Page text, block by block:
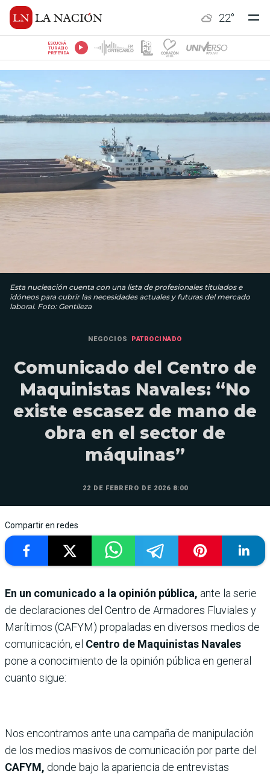
22°
ESCUCHÁ
TU RADIO
PREFERIDA
Esta nucleación cuenta con una lista de profesionales titulados e
idóneos para cubrir las necesidades actuales y futuras del mercado
laboral. Foto: Gentileza
NEGOCIOS PATROCINADO
Comunicado del Centro de
Maquinistas Navales: “No
existe escasez de mano de
obra en el sector de
máquinas”
22 DE FEBRERO DE 2026 8:00
Compartir en redes
En un comunicado a la opinión pública, ante la serie
de declaraciones del Centro de Armadores Fluviales y
Marítimos (CAFYM) propaladas en diversos medios de
comunicación, el Centro de Maquinistas Navales
pone a conocimiento de la opinión pública en general
cuanto sigue:
Nos encontramos ante una campaña de manipulación
de los medios masivos de comunicación por parte del
CAFYM, donde bajo la apariencia de entrevistas